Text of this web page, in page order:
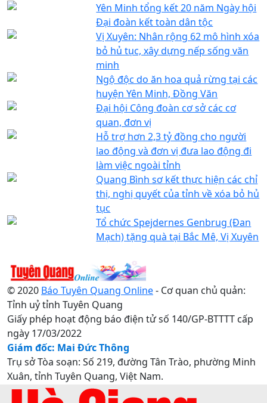
Yên Minh tổng kết 20 năm Ngày hội
Đại đoàn kết toàn dân tộc
Vị Xuyên: Nhân rộng 62 mô hình xóa
bỏ hủ tục, xây dựng nếp sống văn
minh
Ngộ độc do ăn hoa quả rừng tại các
huyện Yên Minh, Đồng Văn
Đại hội Công đoàn cơ sở các cơ
quan, đơn vị
Hỗ trợ hơn 2,3 tỷ đồng cho người
lao động và đơn vị đưa lao động đi
làm việc ngoài tỉnh
Quang Bình sơ kết thực hiện các chỉ
thị, nghị quyết của tỉnh về xóa bỏ hủ
tục
Tổ chức Spejdernes Genbrug (Đan
Mạch) tặng quà tại Bắc Mê, Vị Xuyên
© 2020 Báo Tuyên Quang Online- Cơ quan chủ quản:
Tỉnh uỷ tỉnh Tuyên Quang
Giấy phép hoạt động báo điện tử số 140/GP-BTTTT cấp
ngày 17/03/2022
Giám đốc: Mai Đức Thông
Trụ sở Tòa soạn: Số 219, đường Tân Trào, phường Minh
Xuân, tỉnh Tuyên Quang, Việt Nam.
Điện thoại: 0207.3822820 - 0207.3817155 / Fax: